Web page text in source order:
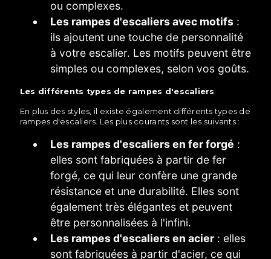
ou complexes.
Les rampes d'escaliers avec motifs:
ils ajoutent une touche de personnalité
à votre escalier. Les motifs peuvent être
simples ou complexes, selon vos goûts.
Les différents types de rampes d'escaliers
En plus des styles, il existe également différents types de
rampes d'escaliers. Les plus courants sont les suivants :
Les rampes d'escaliers en fer forgé :
elles sont fabriquées à partir de fer
forgé, ce qui leur confère une grande
résistance et une durabilité. Elles sont
également très élégantes et peuvent
être personnalisées à l'infini.
Les rampes d'escaliers en acier: elles
sont fabriquées à partir d'acier, ce qui